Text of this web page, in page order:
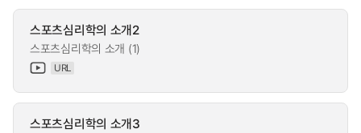
스포츠심리학의 소개2
스포츠심리학의 소개 (1)
URL
스포츠심리학의 소개3